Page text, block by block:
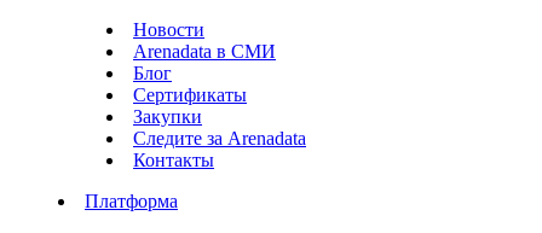
Новости
Arenadata в СМИ
Блог
Сертификаты
Закупки
Следите за Аrenadata
Контакты
Платформа